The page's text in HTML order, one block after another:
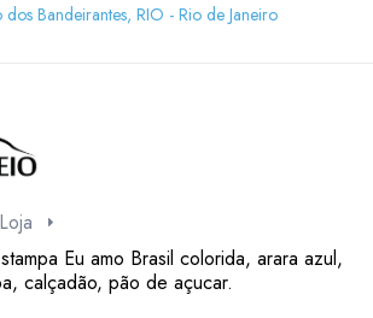
dos Bandeirantes, RIO - Rio de Janeiro
Loja
Eu amo Brasil colorida, arara azul,
calçadão, pão de açucar.